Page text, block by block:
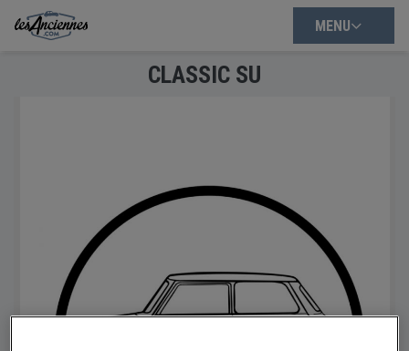
MENU
CLASSIC SU